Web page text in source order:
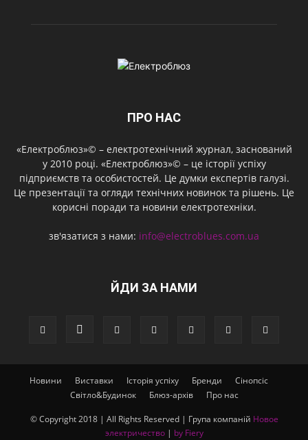
ПРО НАС
«Електроблюз»© – електротехнічний журнал, заснований
у 2010 році. «Електроблюз»© – це історії успіху
підприємств та особистостей. Це думки експертів галузі.
Це презентації та огляди технічних новинок та рішень. Це
корисні поради та новини електротехніки.
зв'язатися з нами: info@electroblues.com.ua
ЙДИ ЗА НАМИ
Новини Виставки Історія успіху Бренди
Сінопсіс
Світло&Будинок
Блюз-архів Про нас
© Copyright 2018 | All Rights Reserved | Група компаній Новое
электричество| by Fiery